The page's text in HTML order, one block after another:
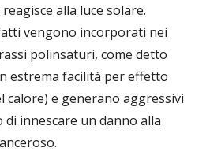
alla luce solare.
vengono incorporati nei
polinsaturi, come detto
estrema facilità per effetto
calore) e generano aggressivi
innescare un danno alla